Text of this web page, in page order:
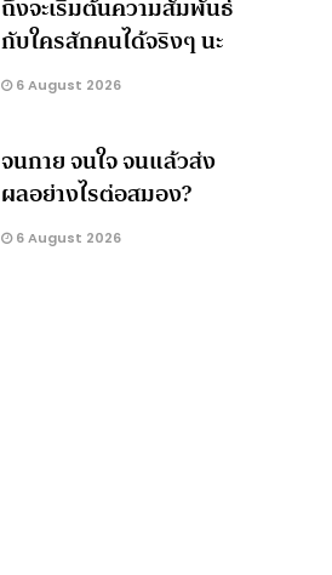
กับใครสักคนได้จริงๆ นะ
6 August 2026
จนกาย จนใจ จนแล้วส่ง
ผลอย่างไรต่อสมอง?
6 August 2026